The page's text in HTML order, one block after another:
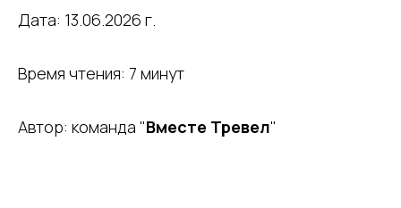
Дата: 13.06.2026 г.
Время чтения: 7 минут
Автор: команда "Вместе Тревел"